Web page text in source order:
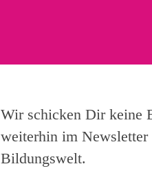
Wir schicken Dir keine
weiterhin im Newsletter
Bildungswelt.